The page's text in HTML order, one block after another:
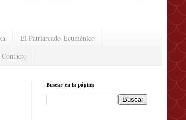
El Patriarcado Ecuménico
Contacto
Buscar en la página